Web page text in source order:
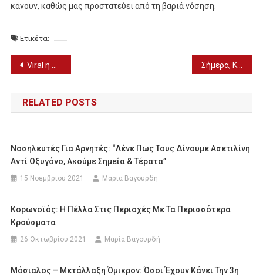
κάνουν, καθώς μας προστατεύει από τη βαριά νόσηση.
Ετικέτα:
Πλοήγηση
άρθρων
Viral η Ομάδα Ελλήνων Καλοφαγάδων (ΒΙΝΤΕΟ)
RELATED POSTS
Νοσηλευτές Για Αρνητές: “Λένε Πως Τους Δίνουμε Ασετιλίνη
Αντί Οξυγόνο, Ακούμε Σημεία & Τέρατα”
15 Νοεμβρίου 2021 Μαρία Βαγουρδή
Κορωνοϊός: Η Πέλλα Στις Περιοχές Με Τα Περισσότερα
Κρούσματα
26 Οκτωβρίου 2021 Μαρία Βαγουρδή
Μόσιαλος – Μετάλλαξη Όμικρον: Όσοι Έχουν Κάνει Την 3η